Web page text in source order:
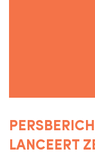
LANCEERT